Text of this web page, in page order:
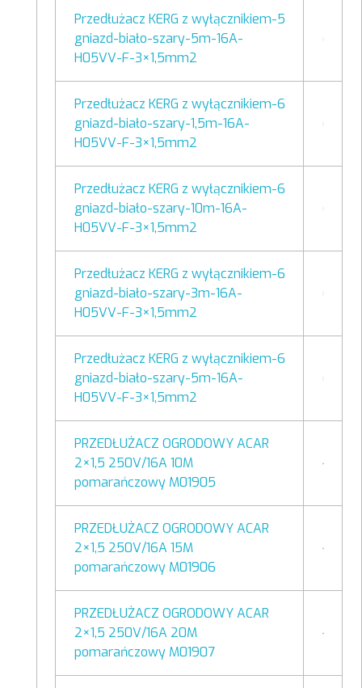
Przedłużacz KERG z wyłącznikiem-5
gniazd-biało-szary-5m-16A-
H05VV-F-3×1,5mm2
Przedłużacz KERG z wyłącznikiem-6
gniazd-biało-szary-1,5m-16A-
H05VV-F-3×1,5mm2
Przedłużacz KERG z wyłącznikiem-6
gniazd-biało-szary-10m-16A-
H05VV-F-3×1,5mm2
Przedłużacz KERG z wyłącznikiem-6
gniazd-biało-szary-3m-16A-
H05VV-F-3×1,5mm2
Przedłużacz KERG z wyłącznikiem-6
gniazd-biało-szary-5m-16A-
H05VV-F-3×1,5mm2
PRZEDŁUŻACZ OGRODOWY ACAR
2×1,5 250V/16A 10M
pomarańczowy M01905
PRZEDŁUŻACZ OGRODOWY ACAR
2×1,5 250V/16A 15M
pomarańczowy M01906
PRZEDŁUŻACZ OGRODOWY ACAR
2×1,5 250V/16A 20M
pomarańczowy M01907